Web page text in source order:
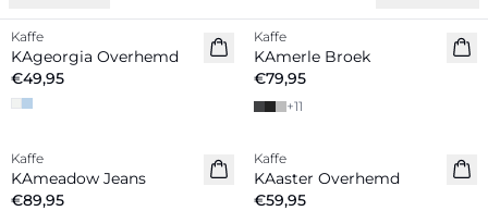
Nieuw
Kaffe
KAgeorgia Overhemd
€49,95
Kaffe
KAmerle Broek
€79,95
+11
Kaffe
KAmeadow Jeans
€89,95
Nieuw
Kaffe
KAaster Overhemd
€59,95